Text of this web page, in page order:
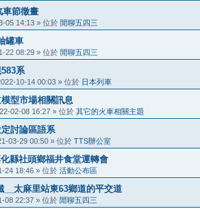
車節徵畫
05 14:13 » 位於 閒聊五四三
罐車
22 08:29 » 位於 閒聊五四三
系
10-14 00:03 » 位於 日本列車
型市場相關訊息
02-08 16:27 » 位於 其它的火車相關主題
討論區語系
03-29 00:50 » 位於 TTS辦公室
縣社頭鄉福井食堂運轉會
24 18:46 » 位於 活動公布區
__太麻里站東63鄉道的平交道
08 22:37 » 位於 閒聊五四三